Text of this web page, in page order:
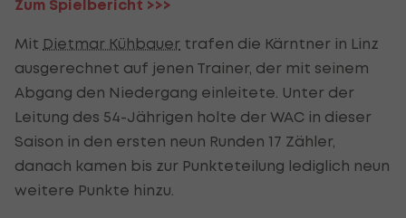
Zum Spielbericht >>>
Mit Dietmar Kühbauer trafen die Kärntner in Linz
ausgerechnet auf jenen Trainer, der mit seinem
Abgang den Niedergang einleitete. Unter der
Leitung des 54-Jährigen holte der WAC in dieser
Saison in den ersten neun Runden 17 Zähler,
danach kamen bis zur Punkteteilung lediglich neun
weitere Punkte hinzu.